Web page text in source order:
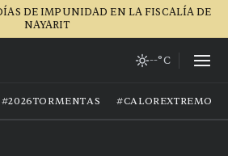
DE IMPUNIDAD EN LA FISCALÍA DE
NAYARIT
--°C
#2026TORMENTAS #CALOREXTREMO